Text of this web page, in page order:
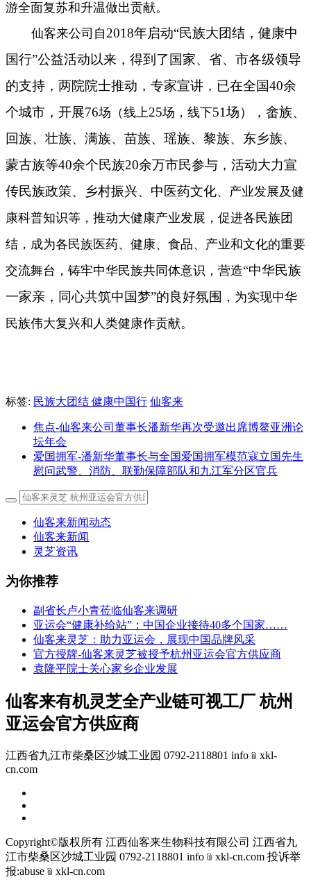
游全面复苏和升温做出贡献。
仙客来公司自2018年启动“民族大团结，健康中
国行”公益活动以来，得到了国家、省、市各级领导
的支持，两院院士推动，专家宣讲，已在全国40余
个城市，开展76场（线上25场，线下51场），畲族、
回族、壮族、满族、苗族、瑶族、黎族、东乡族、
蒙古族等40余个民族20余万市民参与，活动大力宣
传民族政策、乡村振兴、中医药文化、产业发展及健
康科普知识等，推动大健康产业发展，促进各民族团
结，成为各民族医药、健康、食品、产业和文化的重要
交流舞台，铸牢中华民族共同体意识，营造“中华民族
一家亲，同心共筑中国梦”的良好氛围 ，为实现中华
民族伟大复兴和人类健康作贡献。
标签: 民族大团结 健康中国行 仙客来
焦点-仙客来公司董事长潘新华再次受邀出席博鳌亚洲论
坛年会
爱国拥军-潘新华董事长与全国爱国拥军模范寇立国先生
慰问武警、消防、联勤保障部队和九江军分区官兵
仙客来新闻动态
仙客来新闻
灵芝资讯
为你推荐
副省长卢小青莅临仙客来调研
亚运会“健康补给站”：中国企业接待40多个国家……
仙客来灵芝：助力亚运会，展现中国品牌风采
官方授牌-仙客来灵芝被授予杭州亚运会官方供应商
袁隆平院士关心家乡企业发展
仙客来有机灵芝全产业链可视工厂 杭州
亚运会官方供应商
江西省九江市柴桑区沙城工业园 0792-2118801 info﹫xkl-
cn.com
Copyright©版权所有 江西仙客来生物科技有限公司 江西省九
江市柴桑区沙城工业园 0792-2118801 info﹫xkl-cn.com 投诉举
报:abuse﹫xkl-cn.com